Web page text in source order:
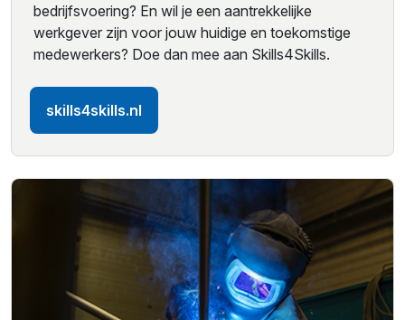
bedrijfsvoering? En wil je een aantrekkelijke
werkgever zijn voor jouw huidige en toekomstige
medewerkers? Doe dan mee aan Skills4Skills.
skills4skills.nl